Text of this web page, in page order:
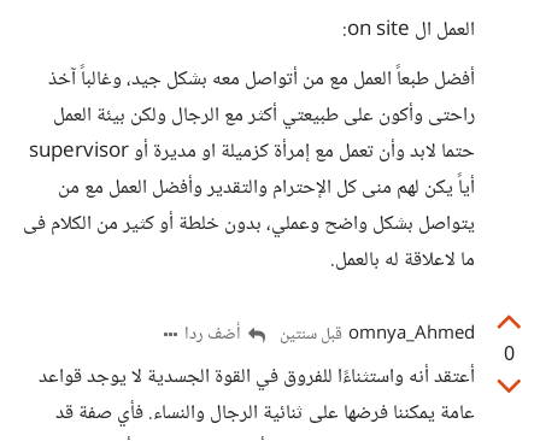
العمل ال on site:
أفضل طبعاً العمل مع من أتواصل معه بشكل جيد، وغالباً آخذ
راحتى وأكون على طبيعتي أكثر مع الرجال ولكن بيئة العمل
حتما لابد وأن تعمل مع إمرأة كزميلة او مديرة أو supervisor
أياً يكن لهم منى كل الإحترام والتقدير وأفضل العمل مع من
يتواصل بشكل واضح وعملي، بدون خلطة أو كثير من الكلام فى
ما لاعلاقة له بالعمل.
0
omnya_Ahmed قبل سنتين أضف ردا
أعتقد أنه واستثناءًا للفروق في القوة الجسدية لا يوجد قواعد
عامة يمكننا فرضها على ثنائية الرجال والنساء. فأي صفة قد